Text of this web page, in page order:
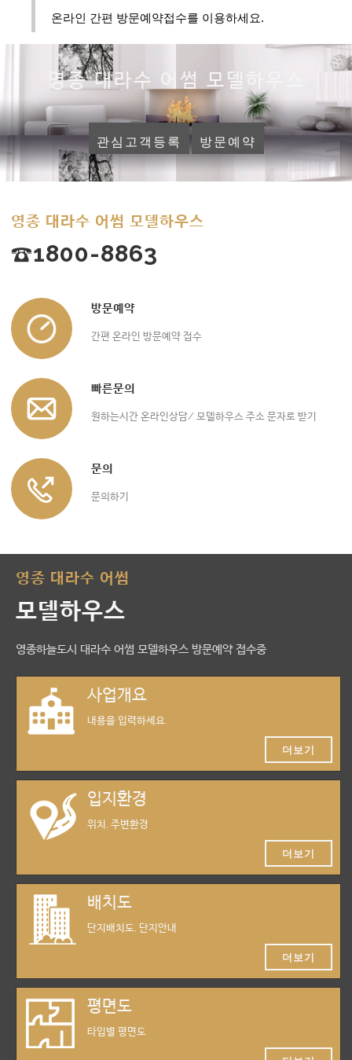
온라인 간편 방문예약접수를 이용하세요.
영종 대라수 어썸 모델하우스
관심고객등록 방문예약
영종 대라수 어썸 모델하우스
☎1800-8863
방문예약
간편 온라인 방문예약 접수
빠른문의
원하는시간 온라인상담/ 모델하우스 주소 문자로 받기
문의
문의하기
영종 대라수 어썸
모델하우스
영종하늘도시 대라수 어썸 모델하우스 방문예약 접수중
사업개요
내용을 입력하세요.
더보기
입지환경
위치, 주변환경
더보기
배치도
단지배치도, 단지안내
더보기
평면도
타입별 평면도